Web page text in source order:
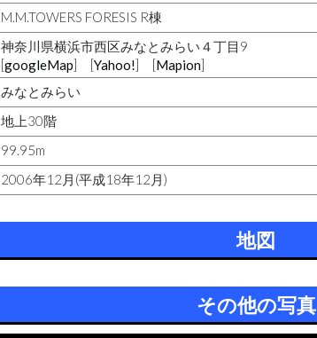
M.M.TOWERS FORESIS R棟
神奈川県横浜市西区みなとみらい４丁目9
[googleMap] [Yahoo!] [Mapion]
みなとみらい
地上30階
99.95m
2006年12月(平成18年12月)
地図
その他の写真